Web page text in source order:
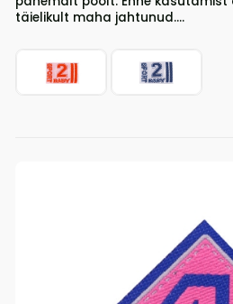
täielikult maha jahtunud....